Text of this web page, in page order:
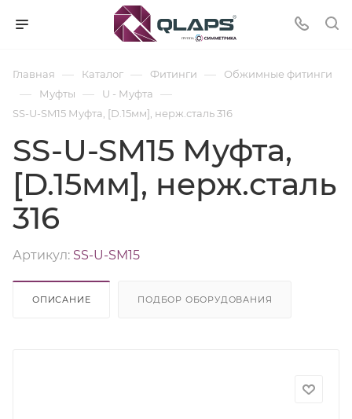
Главная — Каталог — Фитинги — Обжимные фитинги
— Муфты — U - Муфта —
SS-U-SM15 Муфта, [D.15мм], нерж.сталь 316
SS-U-SM15 Муфта,
[D.15мм], нерж.сталь
316
Артикул: SS-U-SM15
ОПИСАНИЕ ПОДБОР ОБОРУДОВАНИЯ